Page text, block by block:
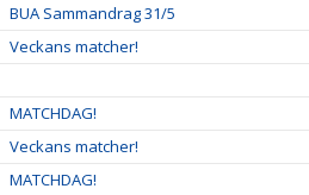
BUA Sammandrag 31/5
Veckans matcher!
MATCHDAG!
Veckans matcher!
MATCHDAG!